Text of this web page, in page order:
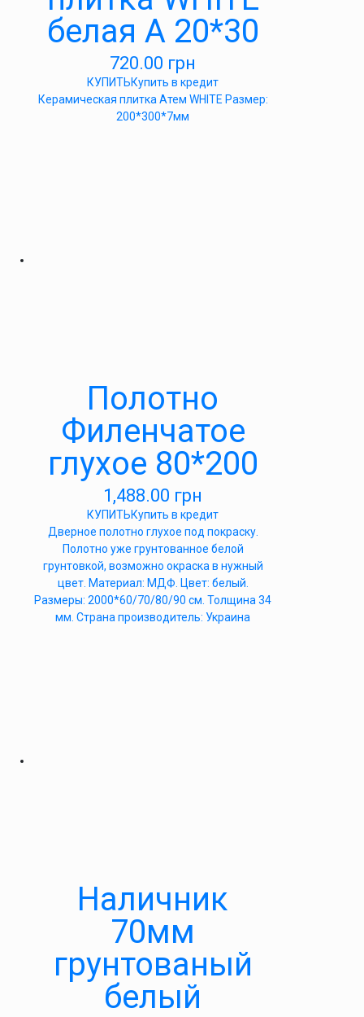
белая А 20*30
720.00 грн
КУПИТЬКупить в кредит
Керамическая плитка Атем WHITE Размер:
200*300*7мм
Полотно
Филенчатое
глухое 80*200
1,488.00 грн
КУПИТЬКупить в кредит
Дверное полотно глухое под покраску.
Полотно уже грунтованное белой
грунтовкой, возможно окраска в нужный
цвет. Материал: МДФ. Цвет: белый.
Размеры: 2000*60/70/80/90 см. Толщина 34
мм. Страна производитель: Украина
Наличник
70мм
грунтованый
белый